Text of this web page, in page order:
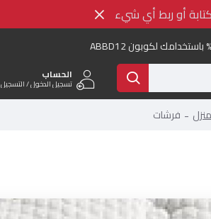
أو ربط أي شيء
الحساب
تسجيل الدخول / التسجيل
منزل فرشات